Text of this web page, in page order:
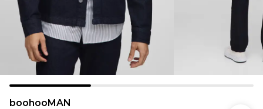
boohooMAN